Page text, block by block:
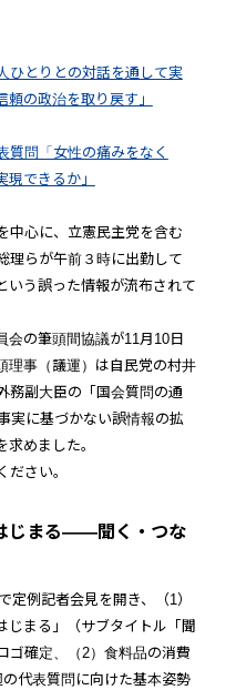
ひとりとの対話を通して実
の政治を取り戻す」
質問「女性の痛みをなく
できるか」
中心に、立憲民主党を含む
理らが午前３時に出勤して
いう誤った情報が流布されて
会の筆頭間協議が11月10日
理事（議運）は自民党の村井
務副大臣の「国会質問の通
実に基づかない誤情報の拡
めました。
ださい。
じまる――聞く・つな
定例記者会見を開き、（1）
じまる」（サブタイトル「聞
ゴ確定、（2）食料品の消費
代表質問に向けた基本姿勢